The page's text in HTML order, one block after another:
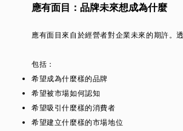
應有面目：品牌未來想成為什麼
應有面目來自於經營者對企業未來的期許。
包括：
希望成為什麼樣的品牌
希望被市場如何認知
希望吸引什麼樣的消費者
希望建立什麼樣的市場地位